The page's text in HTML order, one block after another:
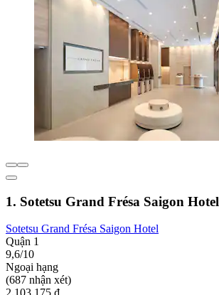
1. Sotetsu Grand Frésa Saigon Hotel
Sotetsu Grand Frésa Saigon Hotel
Quận 1
9,6/10
Ngoại hạng
(687 nhận xét)